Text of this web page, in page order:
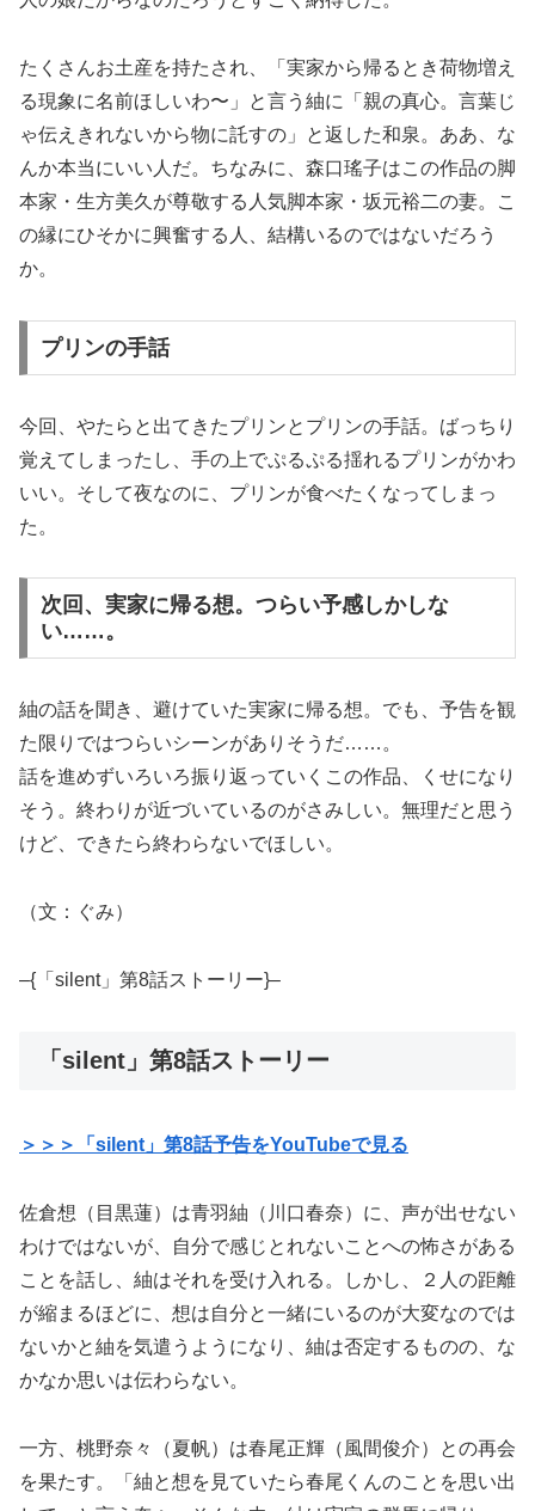
たくさんお土産を持たされ、「実家から帰るとき荷物増え
る現象に名前ほしいわ〜」と言う紬に「親の真心。言葉じ
ゃ伝えきれないから物に託すの」と返した和泉。ああ、な
んか本当にいい人だ。ちなみに、森口瑤子はこの作品の脚
本家・生方美久が尊敬する人気脚本家・坂元裕二の妻。こ
の縁にひそかに興奮する人、結構いるのではないだろう
か。
プリンの手話
今回、やたらと出てきたプリンとプリンの手話。ばっちり
覚えてしまったし、手の上でぷるぷる揺れるプリンがかわ
いい。そして夜なのに、プリンが食べたくなってしまっ
た。
次回、実家に帰る想。つらい予感しかしな
い……。
紬の話を聞き、避けていた実家に帰る想。でも、予告を観
た限りではつらいシーンがありそうだ……。
話を進めずいろいろ振り返っていくこの作品、くせになり
そう。終わりが近づいているのがさみしい。無理だと思う
けど、できたら終わらないでほしい。
（文：ぐみ）
–{「silent」第8話ストーリー}–
「silent」第8話ストーリー
＞＞＞「silent」第8話予告をYouTubeで見る
佐倉想（目黒蓮）は青羽紬（川口春奈）に、声が出せない
わけではないが、自分で感じとれないことへの怖さがある
ことを話し、紬はそれを受け入れる。しかし、２人の距離
が縮まるほどに、想は自分と一緒にいるのが大変なのでは
ないかと紬を気遣うようになり、紬は否定するものの、な
かなか思いは伝わらない。
一方、桃野奈々（夏帆）は春尾正輝（風間俊介）との再会
を果たす。「紬と想を見ていたら春尾くんのことを思い出